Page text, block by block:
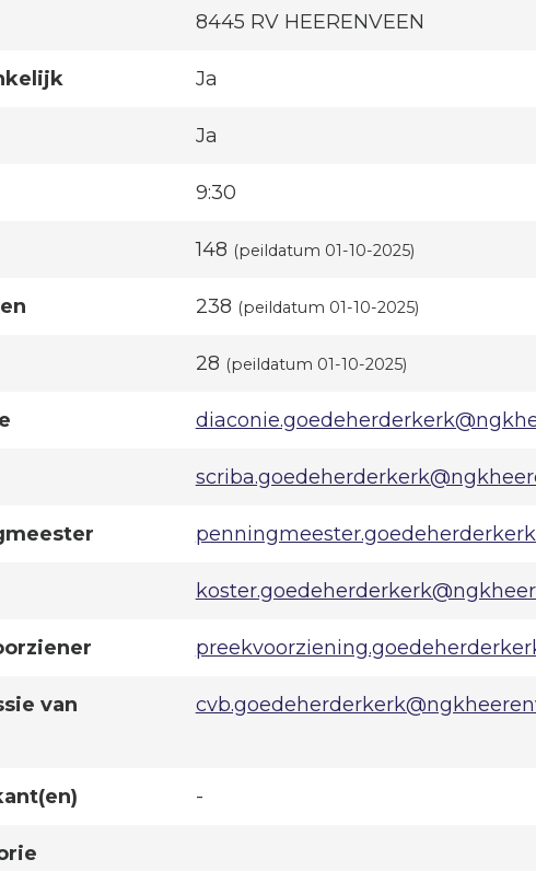
8445 RV HEERENVEEN
Ja
Ja
9:30
148 (peildatum 01-10-2025)
238 (peildatum 01-10-2025)
28 (peildatum 01-10-2025)
van
-